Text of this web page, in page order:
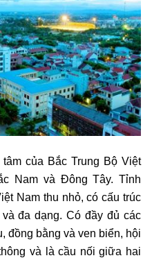
của Bắc Trung Bộ Việt
Nam và Đông Tây. Tỉnh
Nam thu nhỏ, có cấu trúc
đa dạng. Có đầy đủ các
đồng bằng và ven biển, hội
và là cầu nối giữa hai